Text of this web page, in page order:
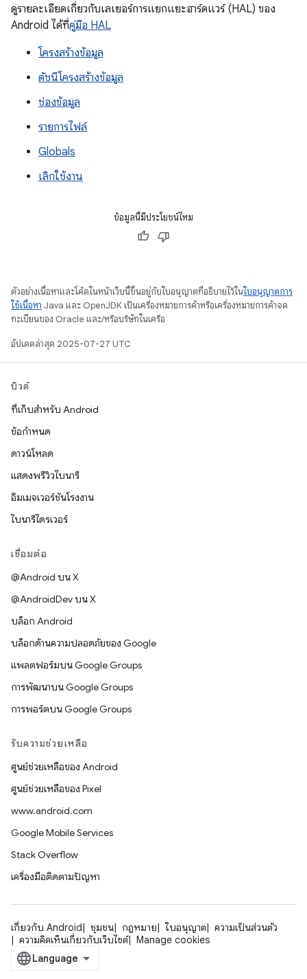
ดูรายละเอียดเกี่ยวกับเลเยอร์การแยกแยะฮาร์ดแวร์ (HAL) ของ
Android ได้ที่คู่มือ HAL
โครงสร้างข้อมูล
ดัชนีโครงสร้างข้อมูล
ช่องข้อมูล
รายการไฟล์
Globals
เลิกใช้งาน
ข้อมูลนี้มีประโยชน์ไหม
ตัวอย่างเนื้อหาและโค้ดในหน้าเว็บนี้ขึ้นอยู่กับใบอนุญาตที่อธิบายไว้ในใบอนุญาตการ
ใช้เนื้อหา Java และ OpenJDK เป็นเครื่องหมายการค้าหรือเครื่องหมายการค้าจด
ทะเบียนของ Oracle และ/หรือบริษัทในเครือ
อัปเดตล่าสุด 2025-07-27 UTC
บิวด์
ที่เก็บสำหรับ Android
ข้อกำหนด
ดาวน์โหลด
แสดงพรีวิวไบนารี
อิมเมจเวอร์ชันโรงงาน
ไบนารีไดรเวอร์
เชื่อมต่อ
@Android บน X
@AndroidDev บน X
บล็อก Android
บล็อกด้านความปลอดภัยของ Google
แพลตฟอร์มบน Google Groups
การพัฒนาบน Google Groups
การพอร์ตบน Google Groups
รับความช่วยเหลือ
ศูนย์ช่วยเหลือของ Android
ศูนย์ช่วยเหลือของ Pixel
www.android.com
Google Mobile Services
Stack Overflow
เครื่องมือติดตามปัญหา
เกี่ยวกับ Android ชุมชน กฎหมาย ใบอนุญาต
ความเป็นส่วนตัว
ความคิดเห็นเกี่ยวกับเว็บไซต์
Manage cookies